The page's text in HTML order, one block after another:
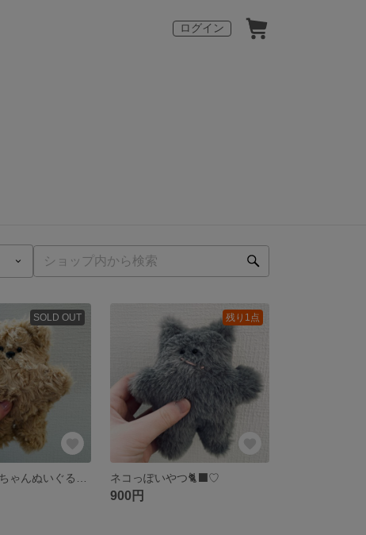
ログイン
SOLD OUT 残り1点
ネコっぽいやつ🐈‍⬛♡
900円